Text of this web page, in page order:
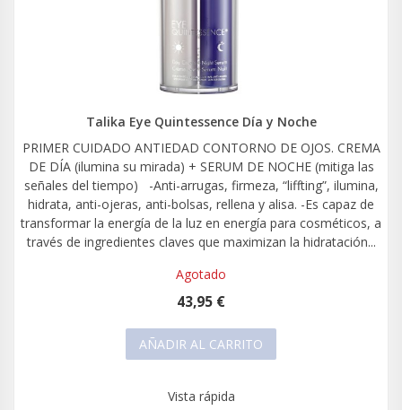
Talika Eye Quintessence Día y Noche
PRIMER CUIDADO ANTIEDAD CONTORNO DE OJOS. CREMA
DE DÍA (ilumina su mirada) + SERUM DE NOCHE (mitiga las
señales del tiempo) -Anti-arrugas, firmeza, “liffting”, ilumina,
hidrata, anti-ojeras, anti-bolsas, rellena y alisa. -Es capaz de
transformar la energía de la luz en energía para cosméticos, a
través de ingredientes claves que maximizan la hidratación...
Agotado
43,95 €
AÑADIR AL CARRITO
Vista rápida